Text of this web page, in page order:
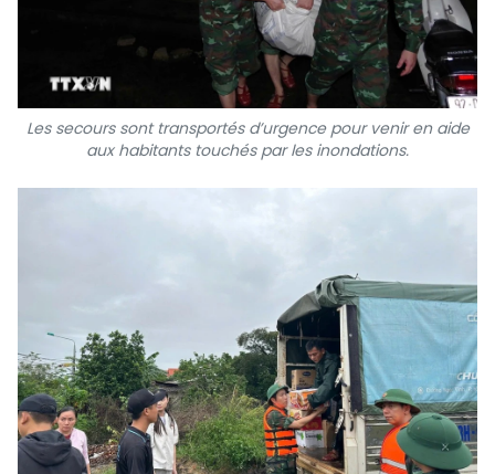
Les secours sont transportés d’urgence pour venir en aide
aux habitants touchés par les inondations.